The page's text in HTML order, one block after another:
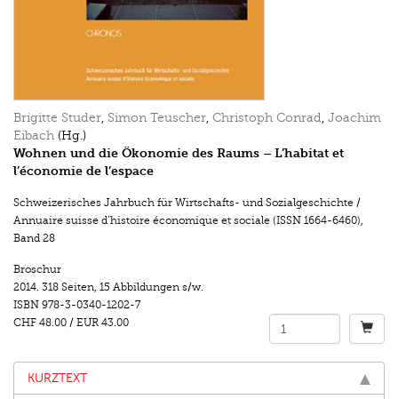
Brigitte Studer, Simon Teuscher, Christoph Conrad, Joachim
Eibach (Hg.)
Wohnen und die Ökonomie des Raums – L’habitat et
l’économie de l’espace
Schweizerisches Jahrbuch für Wirtschafts- und Sozialgeschichte /
Annuaire suisse d’histoire économique et sociale (ISSN 1664-6460),
Band 28
Broschur
2014. 318 Seiten, 15 Abbildungen s/w.
ISBN 978-3-0340-1202-7
CHF 48.00 / EUR 43.00
KURZTEXT